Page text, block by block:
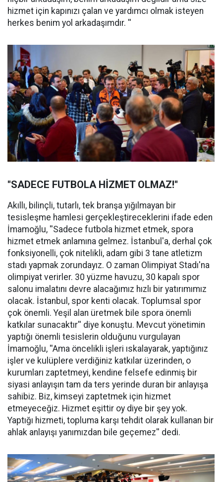
hizmet için kapınızı çalan ve yardımcı olmak isteyen
herkes benim yol arkadaşımdır. ''
''SADECE FUTBOLA HİZMET OLMAZ!''
Akıllı, bilinçli, tutarlı, tek branşa yığılmayan bir
tesisleşme hamlesi gerçekleştireceklerini ifade eden
İmamoğlu, ''Sadece futbola hizmet etmek, spora
hizmet etmek anlamına gelmez. İstanbul'a, derhal çok
fonksiyonelli, çok nitelikli, adam gibi 3 tane atletizm
stadı yapmak zorundayız. O zaman Olimpiyat Stadı'na
olimpiyat verirler. 30 yüzme havuzu, 30 kapalı spor
salonu imalatını devre alacağımız hızlı bir yatırımımız
olacak. İstanbul, spor kenti olacak. Toplumsal spor
çok önemli. Yeşil alan üretmek bile spora önemli
katkılar sunacaktır'' diye konuştu. Mevcut yönetimin
yaptığı önemli tesislerin olduğunu vurgulayan
İmamoğlu, ''Ama öncelikli işleri ıskalayarak, yaptığınız
işler ve kulüplere verdiğiniz katkılar üzerinden, o
kurumları zaptetmeyi, kendine felsefe edinmiş bir
siyasi anlayışın tam da ters yerinde duran bir anlayışa
sahibiz. Biz, kimseyi zaptetmek için hizmet
etmeyeceğiz. Hizmet eşittir oy diye bir şey yok.
Yaptığı hizmeti, topluma karşı tehdit olarak kullanan bir
ahlak anlayışı yanımızdan bile geçemez'' dedi.